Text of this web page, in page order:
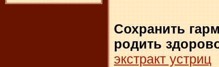
Сохранить
родить
экстракт устриц